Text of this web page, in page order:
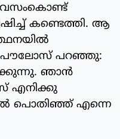
കണ്ടെത്തി. ആ
പൗലോസ് പറഞ്ഞു:
ഞാന്‍
എനിക്കു
പൊതിഞ്ഞ് എന്നെ